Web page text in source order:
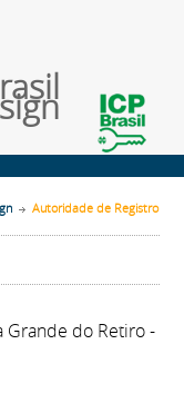
Autoridade de Registro
Grande do Retiro -